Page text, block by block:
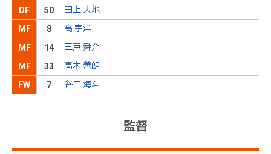
後半7分
ボールをキープした島田が倒され、敵陣中央でＦＫ
後半5分
素早い攻守の切り替えから、敵陣に攻め込む展開が
続く
後半0分 ２２松田ＯＵＴ→１４三戸ＩＮ
１３伊藤ＯＵＴ→３３高木ＩＮ
DF 50 田上 大地
MF 8 高 宇洋
MF 14 三戸 舜介
MF 33 高木 善朗
FW 7 谷口 海斗
監督